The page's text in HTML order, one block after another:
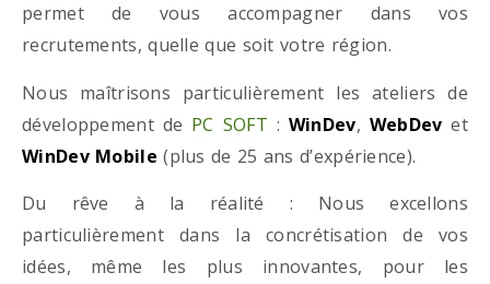
permet de vous accompagner dans vos
recrutements, quelle que soit votre région.
Nous maîtrisons particulièrement les ateliers de
développement de PC SOFT : WinDev, WebDev et
WinDev Mobile (plus de 25 ans d’expérience).
Du rêve à la réalité : Nous excellons
particulièrement dans la concrétisation de vos
idées, même les plus innovantes, pour les